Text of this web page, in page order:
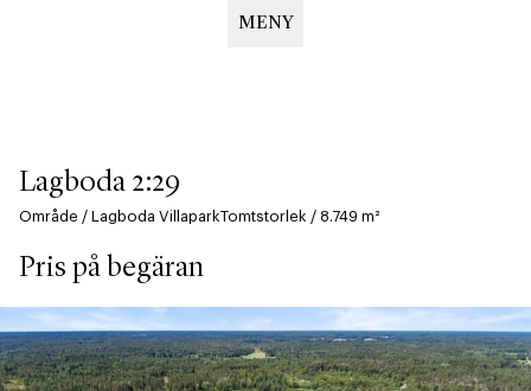
MENY
Lagboda 2:29
Område / Lagboda VillaparkTomtstorlek / 8.749 m²
Pris på begäran